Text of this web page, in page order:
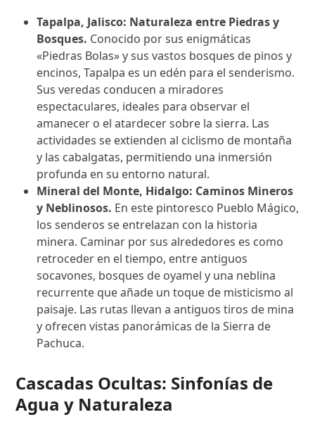
Tapalpa, Jalisco: Naturaleza entre Piedras y
Bosques. Conocido por sus enigmáticas
«Piedras Bolas» y sus vastos bosques de pinos y
encinos, Tapalpa es un edén para el senderismo.
Sus veredas conducen a miradores
espectaculares, ideales para observar el
amanecer o el atardecer sobre la sierra. Las
actividades se extienden al ciclismo de montaña
y las cabalgatas, permitiendo una inmersión
profunda en su entorno natural.
Mineral del Monte, Hidalgo: Caminos Mineros
y Neblinosos. En este pintoresco Pueblo Mágico,
los senderos se entrelazan con la historia
minera. Caminar por sus alrededores es como
retroceder en el tiempo, entre antiguos
socavones, bosques de oyamel y una neblina
recurrente que añade un toque de misticismo al
paisaje. Las rutas llevan a antiguos tiros de mina
y ofrecen vistas panorámicas de la Sierra de
Pachuca.
Cascadas Ocultas: Sinfonías de
Agua y Naturaleza